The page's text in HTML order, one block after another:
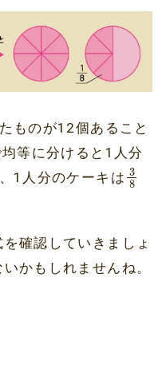
ものが12個あること
等に分けると1人分
1人分のケーキは 3
8
3
確認していきましょ
かもしれませんね。